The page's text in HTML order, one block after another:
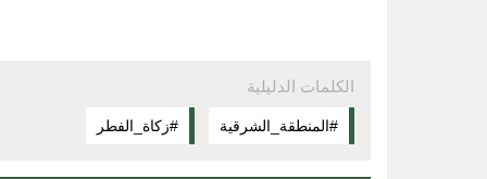
الكلمات الدليلية
#المنطقة_الشرقية #زكاة_الفطر